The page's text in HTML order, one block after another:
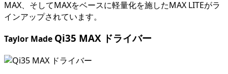
MAX、そしてMAXをベースに軽量化を施したMAX LITEがラ
インアップされています。
Taylor Made Qi35 MAX ドライバー